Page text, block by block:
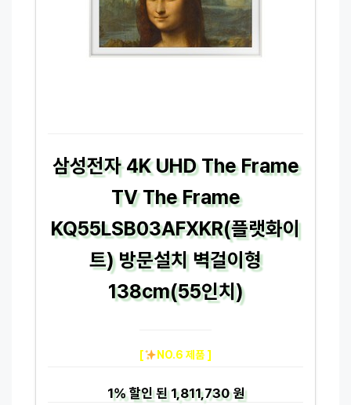
삼성전자 4K UHD The Frame
TV The Frame
KQ55LSB03AFXKR(플랫화이
트) 방문설치 벽걸이형
138cm(55인치)
[ NO.6 제품 ]
1%할인 된1,811,730 원